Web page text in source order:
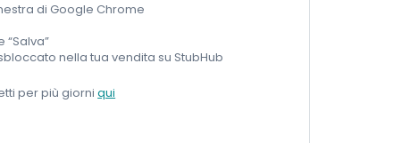
di Google Chrome
“Salva”
nella tua vendita su StubHub
per più giorniqui